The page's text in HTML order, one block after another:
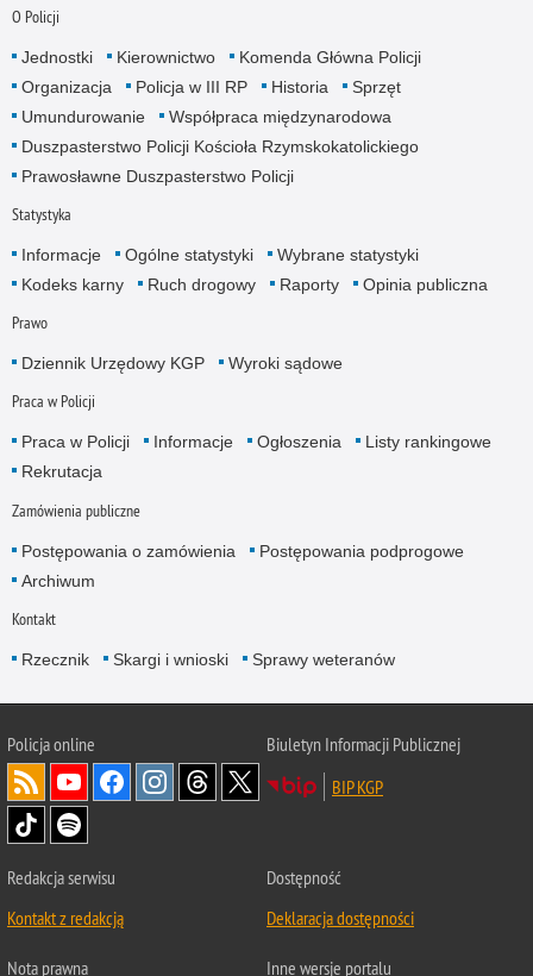
O Policji
Jednostki Kierownictwo
Komenda Główna Policji
Organizacja
Policja w III RP Historia
Sprzęt
Umundurowanie
Współpraca międzynarodowa
Duszpasterstwo Policji Kościoła Rzymskokatolickiego
Prawosławne Duszpasterstwo Policji
Statystyka
Informacje Ogólne statystyki
Wybrane statystyki
Kodeks karny
Ruch drogowy Raporty Opinia publiczna
Prawo
Dziennik Urzędowy KGP Wyroki sądowe
Praca w Policji
Praca w Policji Informacje Ogłoszenia
Listy rankingowe
Rekrutacja
Zamówienia publiczne
Postępowania o zamówienia
Postępowania podprogowe
Archiwum
Kontakt
Rzecznik Skargi i wnioski Sprawy weteranów
Policjaonline
Biuletyn Informacji Publicznej
BIP KGP
Redakcja serwisu
Kontakt z redakcją
Dostępność
Deklaracja dostępności
Nota prawna Inne wersje portalu